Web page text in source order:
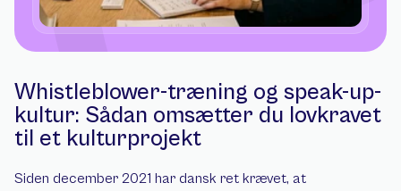
Whistleblower-træning og speak-up-
kultur: Sådan omsætter du lovkravet
til et kulturprojekt
Siden december 2021 har dansk ret krævet, at